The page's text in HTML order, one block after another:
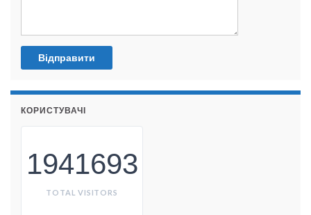
КОРИСТУВАЧІ
1941693
TOTAL VISITORS